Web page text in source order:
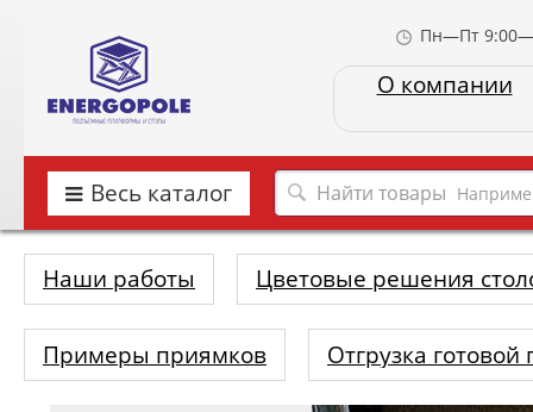
Пн—Пт
О компании
Весь каталог
Наши работы Цветовые решения
Примеры приямков Отгрузка